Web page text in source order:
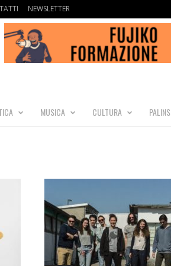
NEWSLETTER
MUSICA CULTURA